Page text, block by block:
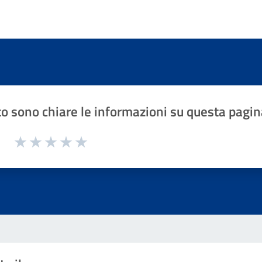
sono chiare le informazioni su questa
1 a 5 stelle la pagina